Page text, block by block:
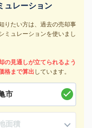
ュレーション
りたい方は、過去の売却事
ミュレーションを使いまし
の見通しが立てられるよう
格まで算出 しています。